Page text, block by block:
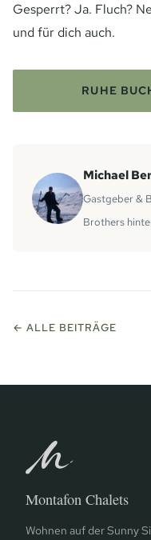
Gesperrt? Ja. Fluch?
und für dich auch.
RUHE
Michael
Gastgeber &
Brothers
← ALLE BEITRÄGE
Montafon Chalets
Wohnen auf der Sunny